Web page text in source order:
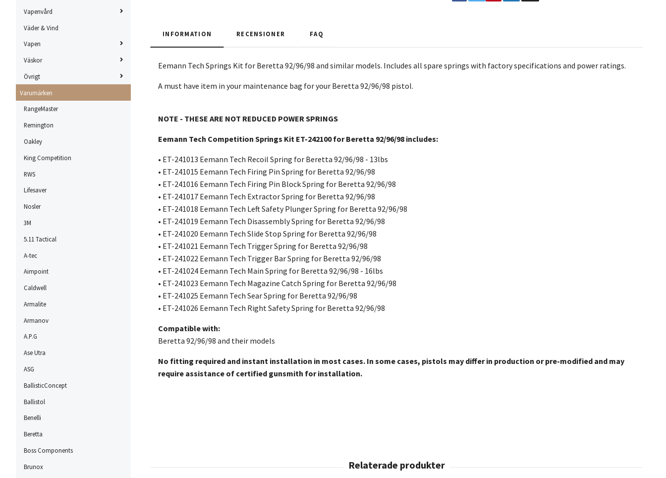
Vapenvård
Väder & Vind
Vapen
Väskor
Övrigt
Varumärken
RangeMaster
Remington
Oakley
King Competition
RWS
Lifesaver
Nosler
3M
5.11 Tactical
A-tec
Aimpoint
Caldwell
Armalite
Armanov
A.P.G
Ase Utra
ASG
BallisticConcept
Ballistol
Benelli
Beretta
Boss Components
Brunox
INFORMATION RECENSIONER FAQ
Eemann Tech Springs Kit for Beretta 92/96/98 and similar models. Includes all spare springs with factory specifications and power ratings.
A must have item in your maintenance bag for your Beretta 92/96/98 pistol.
NOTE - THESE ARE NOT REDUCED POWER SPRINGS
Eemann Tech Competition Springs Kit ET-242100 for Beretta 92/96/98 includes:
• ET-241013 Eemann Tech Recoil Spring for Beretta 92/96/98 - 13lbs
• ET-241015 Eemann Tech Firing Pin Spring for Beretta 92/96/98
• ET-241016 Eemann Tech Firing Pin Block Spring for Beretta 92/96/98
• ET-241017 Eemann Tech Extractor Spring for Beretta 92/96/98
• ET-241018 Eemann Tech Left Safety Plunger Spring for Beretta 92/96/98
• ET-241019 Eemann Tech Disassembly Spring for Beretta 92/96/98
• ET-241020 Eemann Tech Slide Stop Spring for Beretta 92/96/98
• ET-241021 Eemann Tech Trigger Spring for Beretta 92/96/98
• ET-241022 Eemann Tech Trigger Bar Spring for Beretta 92/96/98
• ET-241024 Eemann Tech Main Spring for Beretta 92/96/98 - 16lbs
• ET-241023 Eemann Tech Magazine Catch Spring for Beretta 92/96/98
• ET-241025 Eemann Tech Sear Spring for Beretta 92/96/98
• ET-241026 Eemann Tech Right Safety Spring for Beretta 92/96/98
Compatible with:
Beretta 92/96/98 and their models
No fitting required and instant installation in most cases. In some cases, pistols may differ in production or pre-modified and may
require assistance of certified gunsmith for installation.